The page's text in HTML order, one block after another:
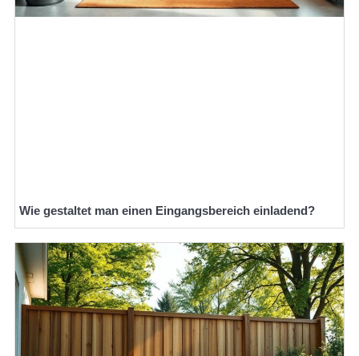
Wie gestaltet man einen Eingangsbereich einladend?